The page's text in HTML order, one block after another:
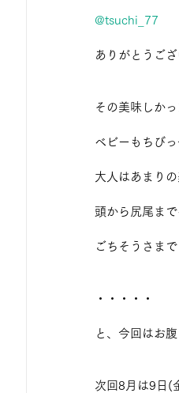
@tsuchi_77
ありがとうご
その美味しかっ
ベビーもちび
大人はあまり
頭から尻尾まで
ごちそうさまで
・・・・・
と、今回はお
次回8月は9日(